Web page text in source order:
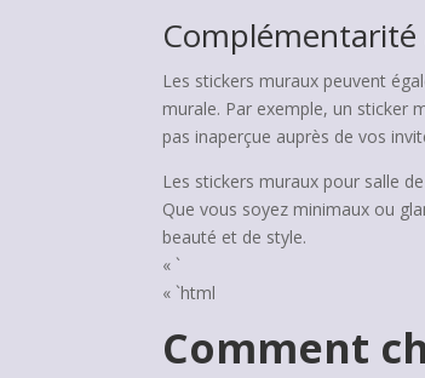
Complémentarité
Les stickers muraux peuvent
murale. Par exemple, un sticker
pas inaperçue auprès de vos
Les stickers muraux pour salle
Que vous soyez minimaux ou
beauté et de style.
« `
« `html
Comment